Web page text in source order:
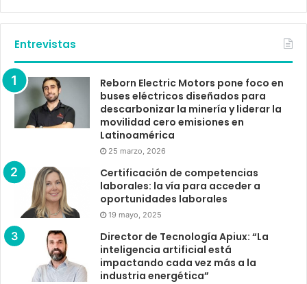
Entrevistas
Reborn Electric Motors pone foco en
buses eléctricos diseñados para
descarbonizar la minería y liderar la
movilidad cero emisiones en
Latinoamérica
25 marzo, 2026
Certificación de competencias
laborales: la vía para acceder a
oportunidades laborales
19 mayo, 2025
Director de Tecnología Apiux: “La
inteligencia artificial está
impactando cada vez más a la
industria energética”